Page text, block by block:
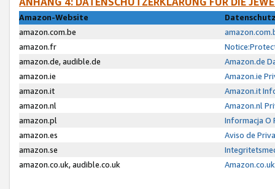
Amazon-Website
amazon.com.be
amazon.fr
amazon.de, audible.de
Amazon.de
amazon.ie
Amazon.ie
amazon.it
Amazon.it
amazon.nl
Amazon.nl
amazon.pl
Informacja O
amazon.es
Aviso de
amazon.se
amazon.co.uk, audible.co.uk